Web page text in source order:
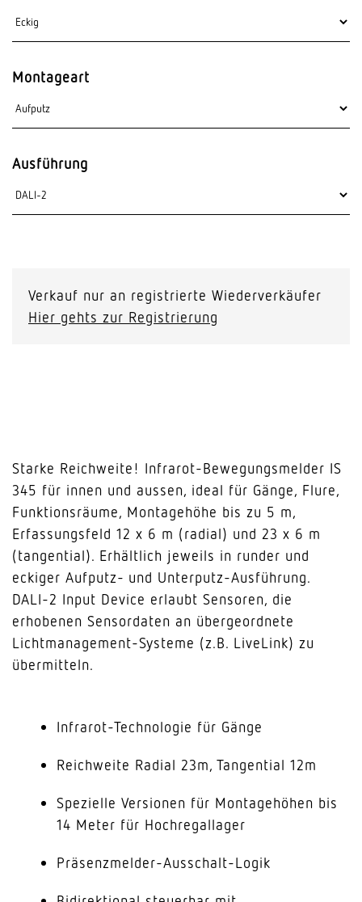
Montageart
Ausführung
Verkauf nur an registrierte Wiederverkäufer
Hier gehts zur Registrierung
Starke Reichweite! Infrarot-Bewegungsmelder IS
345 für innen und aussen, ideal für Gänge, Flure,
Funktionsräume, Montagehöhe bis zu 5 m,
Erfassungsfeld 12 x 6 m (radial) und 23 x 6 m
(tangential). Erhältlich jeweils in runder und
eckiger Aufputz- und Unterputz-Ausführung.
DALI-2 Input Device erlaubt Sensoren, die
erhobenen Sensordaten an übergeordnete
Lichtmanagement-Systeme (z.B. LiveLink) zu
übermitteln.
Infrarot-Technologie für Gänge
Reichweite Radial 23m, Tangential 12m
Spezielle Versionen für Montagehöhen bis
14 Meter für Hochregallager
Präsenzmelder-Ausschalt-Logik